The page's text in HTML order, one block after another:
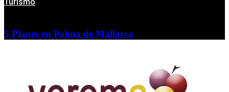
5 Planes en Palma de Mallorca